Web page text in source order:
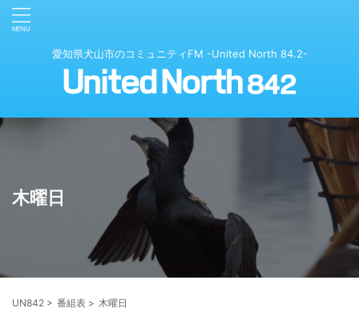
愛知県犬山市のコミュニティFM -United North 84.2-
木曜日
UN842 > 番組表 > 木曜日